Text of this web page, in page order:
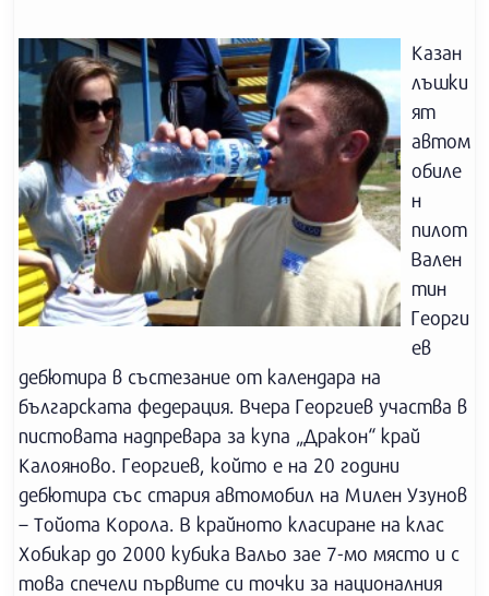
Казан
лъшки
ят
автом
обиле
н
пилот
Вален
тин
Георги
ев
дебютира в състезание от календара на
българската федерация. Вчера Георгиев участва в
пистовата надпревара за купа „Дракон“ край
Калояново. Георгиев, който е на 20 години
дебютира със стария автомобил на Милен Узунов
– Тойота Корола. В крайното класиране на клас
Хобикар до 2000 кубика Вальо зае 7-мо място и с
това спечели първите си точки за националния